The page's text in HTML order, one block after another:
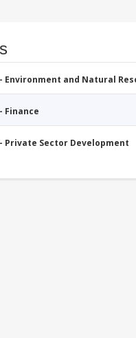
- Environment and Natural
Finance
- Private Sector Development